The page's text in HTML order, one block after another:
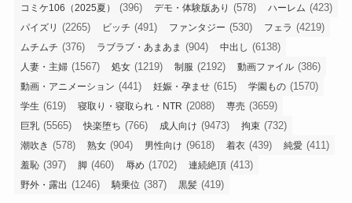
コミケ106（2025夏） (396) デモ・体験版あり (578) ハーレム (423)
パイズリ (2265) ビッチ (491) ファンタジー (530) フェラ (4219)
ムチムチ (376) ラブラブ・あまあま (904) 中出し (6138)
人妻・主婦 (1567) 処女 (1219) 制服 (2192) 動画ファイル (386)
動画・アニメーション (441) 妊娠・孕ませ (615) 学園もの (1570)
学生 (619) 寝取り・寝取られ・NTR (2088) 専売 (3659)
巨乳 (5565) 快楽堕ち (766) 成人向け (9473) 拘束 (732)
潮吹き (578) 熟女 (904) 男性向け (9618) 着衣 (439) 純愛 (411)
羞恥 (397) 脚 (460) 辱め (1702) 連続絶頂 (413)
野外・露出 (1246) 騎乗位 (387) 黒髪 (419)